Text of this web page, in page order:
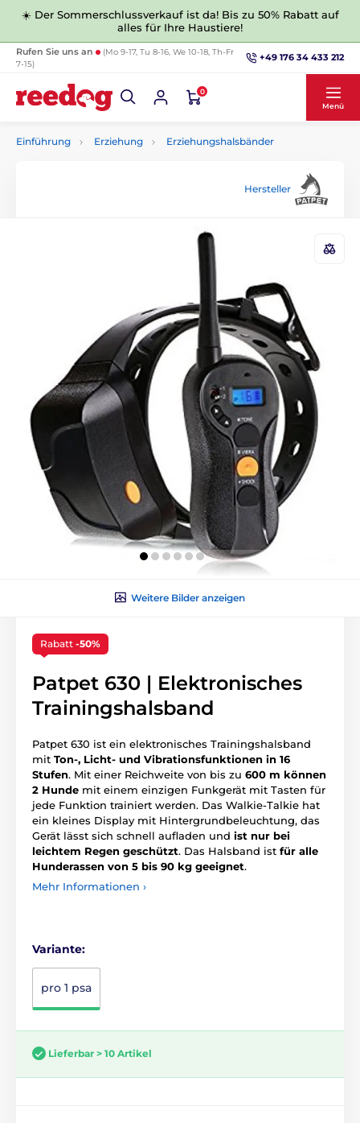
☀️ Der Sommerschlussverkauf ist da! Bis zu 50% Rabatt auf
alles für Ihre Haustiere!
Rufen Sie uns an
(Mo 9-17, Tu 8-16, We 10-18, Th-Fr
7-15)
+49 176 34 433 212
0
Menü
Einführung Erziehung Erziehungshalsbänder
Hersteller
Weitere Bilder anzeigen
Rabatt -50%
Patpet 630 | Elektronisches
Trainingshalsband
Patpet 630 ist ein elektronisches Trainingshalsband
mit Ton-, Licht- und Vibrationsfunktionen in 16
Stufen. Mit einer Reichweite von bis zu 600 m können
2 Hunde mit einem einzigen Funkgerät mit Tasten für
jede Funktion trainiert werden. Das Walkie-Talkie hat
ein kleines Display mit Hintergrundbeleuchtung, das
Gerät lässt sich schnell aufladen und ist nur bei
leichtem Regen geschützt. Das Halsband ist für alle
Hunderassen von 5 bis 90 kg geeignet.
Mehr Informationen ›
Variante:
pro 1 psa
Lieferbar > 10 Artikel